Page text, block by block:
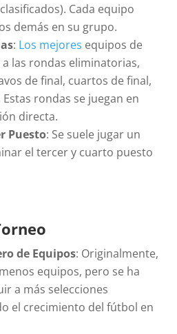
Cada equipo
demás en su grupo.
: Los mejores equipos de
las rondas eliminatorias,
de final, cuartos de final,
rondas se juegan en
directa.
Puesto: Se suele jugar un
el tercer y cuarto puesto
de Equipos: Originalmente,
equipos, pero se ha
a más selecciones
el crecimiento del fútbol en